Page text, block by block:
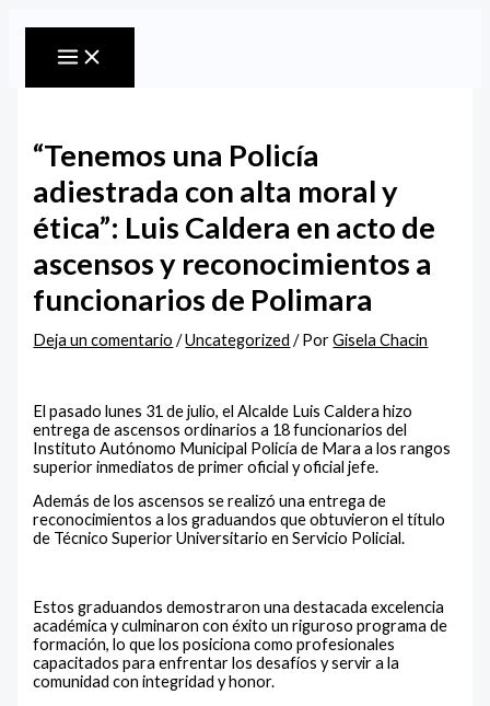
contenido
“Tenemos una Policía
adiestrada con alta moral y
ética”: Luis Caldera en acto de
ascensos y reconocimientos a
funcionarios de Polimara
Deja un comentario /Uncategorized / PorGisela Chacin
El pasado lunes 31 de julio, el Alcalde Luis Caldera hizo
entrega de ascensos ordinarios a 18 funcionarios del
Instituto Autónomo Municipal Policía de Mara a los rangos
superior inmediatos de primer oficial y oficial jefe.
Además de los ascensos se realizó una entrega de
reconocimientos a los graduandos que obtuvieron el título
de Técnico Superior Universitario en Servicio Policial.
Estos graduandos demostraron una destacada excelencia
académica y culminaron con éxito un riguroso programa de
formación, lo que los posiciona como profesionales
capacitados para enfrentar los desafíos y servir a la
comunidad con integridad y honor.
aquí...
electrónico*